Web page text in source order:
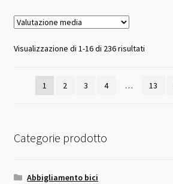
Visualizzazione di 1-16 di 236 risultati
1 2 3 4 … 13
Categorie prodotto
Abbigliamento bici